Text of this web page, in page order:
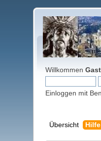
WillkommenGast
Einloggen mit
Übersicht Hilfe